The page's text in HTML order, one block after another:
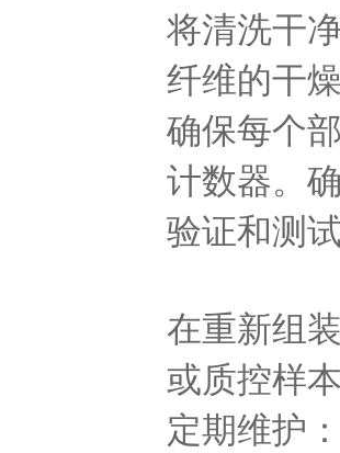
将清洗干
纤维的干
确保每个
计数器。
验证和测
在重新组
或质控样
定期维护